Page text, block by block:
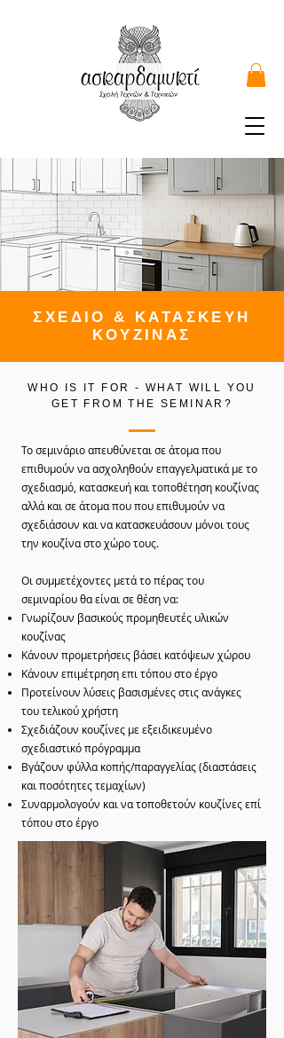
ΣΧΕΔΙΟ & ΚΑΤΑΣΚΕΥΗ
ΚΟΥΖΙΝΑΣ
WHO IS IT FOR - WHAT WILL YOU
GET FROM THE SEMINAR?
Το σεμινάριο απευθύνεται σε άτομα που
επιθυμούν να ασχοληθούν επαγγελματικά με το
σχεδιασμό, κατασκευή και τοποθέτηση κουζίνας
αλλά και σε άτομα που που επιθυμούν να
σχεδιάσουν και να κατασκευάσουν μόνοι τους
την κουζίνα στο χώρο τους.
Οι συμμετέχοντες μετά το πέρας του
σεμιναρίου θα είναι σε θέση να:
Γνωρίζουν βασικούς προμηθευτές υλικών
κουζίνας
Κάνουν προμετρήσεις βάσει κατόψεων χώρου
Κάνουν επιμέτρηση επι τόπου στο έργο
Προτείνουν λύσεις βασισμένες στις ανάγκες
του τελικού χρήστη
Σχεδιάζουν κουζίνες με εξειδικευμένο
σχεδιαστικό πρόγραμμα
Βγάζουν φύλλα κοπής/παραγγελίας (διαστάσεις
και ποσότητες τεμαχίων)
Συναρμολογούν και να τοποθετούν κουζίνες επί
τόπου στο έργο